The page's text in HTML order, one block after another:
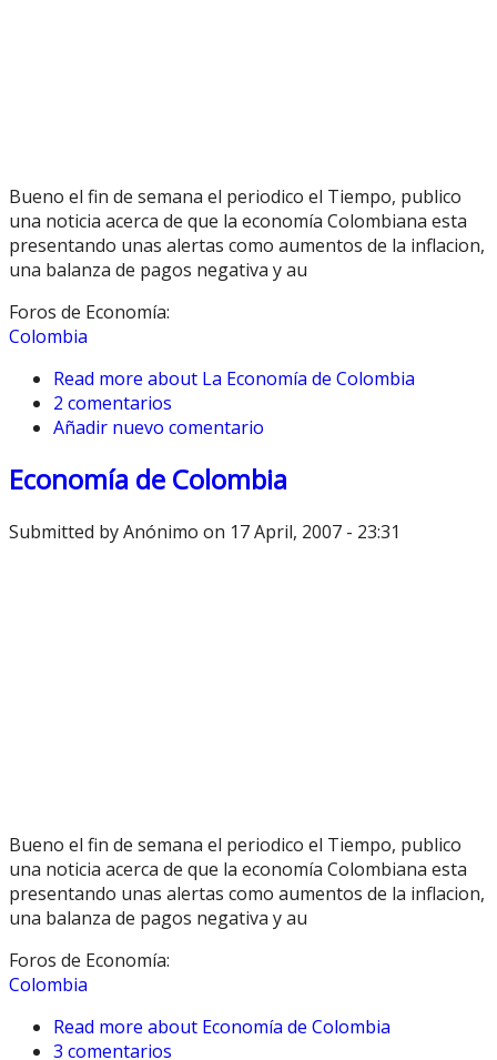
Bueno el fin de semana el periodico el Tiempo, publico
una noticia acerca de que la economía Colombiana esta
presentando unas alertas como aumentos de la inflacion,
una balanza de pagos negativa y au
Foros de Economía:
Colombia
Read more about La Economía de Colombia
2 comentarios
Añadir nuevo comentario
Economía de Colombia
Submitted byAnónimo on 17 April, 2007 - 23:31
Bueno el fin de semana el periodico el Tiempo, publico
una noticia acerca de que la economía Colombiana esta
presentando unas alertas como aumentos de la inflacion,
una balanza de pagos negativa y au
Foros de Economía:
Colombia
Read more about Economía de Colombia
3 comentarios